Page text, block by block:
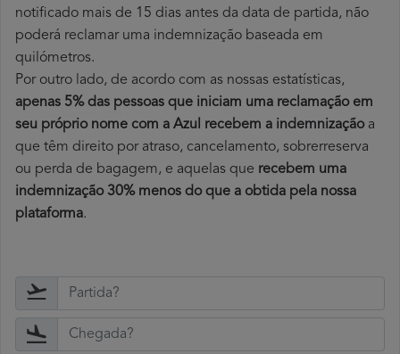
notificado mais de 15 dias antes da data de partida, não
poderá reclamar uma indemnização baseada em
quilómetros.
Por outro lado, de acordo com as nossas estatísticas,
apenas 5% das pessoas que iniciam uma reclamação em
seu próprio nome com a Azul recebem a indemnizaçãoa
que têm direito por atraso, cancelamento, sobrerreserva
ou perda de bagagem, e aquelas que recebem uma
indemnização 30% menos do que a obtida pela nossa
plataforma.